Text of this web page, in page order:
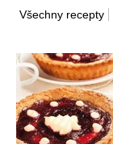
Všechny recepty